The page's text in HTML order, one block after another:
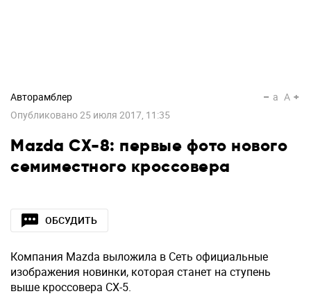
Авторамблер
Опубликовано25 июля 2017, 11:35
a A
Mazda CX-8: первые фото нового
семиместного кроссовера
ОБСУДИТЬ
Компания Mazda выложила в Cеть официальные
изображения новинки, которая станет на ступень
выше кроссовера CX-5.